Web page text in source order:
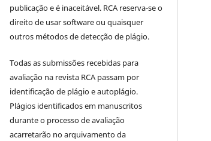
publicação e é inaceitável. RCA reserva-se o
direito de usar software ou quaisquer
outros métodos de detecção de plágio.
Todas as submissões recebidas para
avaliação na revista RCA passam por
identificação de plágio e autoplágio.
Plágios identificados em manuscritos
durante o processo de avaliação
acarretarão no arquivamento da